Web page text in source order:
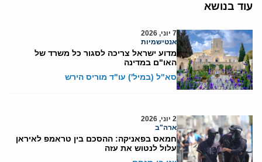
עוד בנושא
7 יוני, 2026
אנטישמיות
מדוע ישראל צריכה לסגור כל משרד של
האו"ם במדינה
סא"ל (במיל') עו"ד מוריס הירש
2 יוני, 2026
ארה"ב
חמאס בפאניקה: ההסכם בין טראמפ לאיראן
עלול לנטוש את עזה